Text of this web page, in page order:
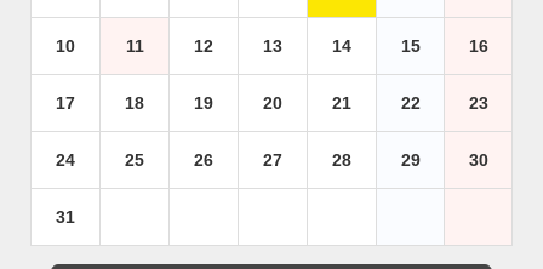
10 11 12 13 14 15 16
17 18 19 20 21 22 23
24 25 26 27 28 29 30
31